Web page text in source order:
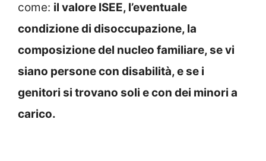
come: il valore ISEE, l’eventuale
condizione di disoccupazione, la
composizione del nucleo familiare, se vi
siano persone con disabilità, e se i
genitori si trovano soli e con dei minori a
carico.